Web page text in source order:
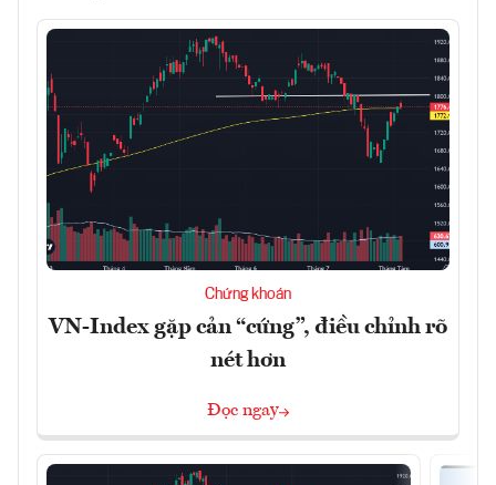
Chứng khoán
VN-Index gặp cản “cứng”, điều chỉnh rõ
nét hơn
Đọc ngay